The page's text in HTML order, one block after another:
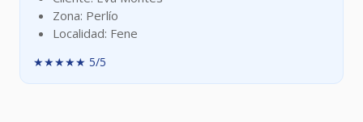
Zona: Perlío
Localidad: Fene
★★★★★ 5/5